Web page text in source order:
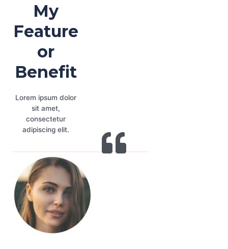
My
Feature
or
Benefit
Lorem ipsum dolor
sit amet,
consectetur
adipiscing elit.